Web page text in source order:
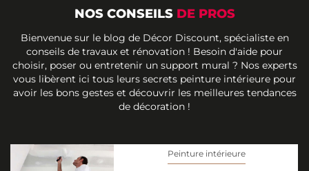
NOS CONSEILS DE PROS
Bienvenue sur le blog de Décor Discount, spécialiste en
conseils de travaux et rénovation ! Besoin d'aide pour
choisir, poser ou entretenir un support mural ? Nos experts
vous libèrent ici tous leurs secrets peinture intérieure pour
avoir les bons gestes et découvrir les meilleures tendances
de décoration !
Peinture intérieure